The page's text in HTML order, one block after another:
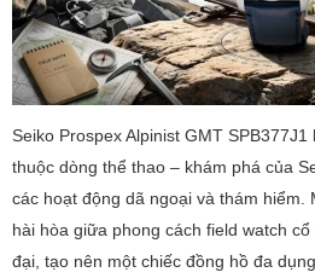
Seiko Prospex Alpinist GMT
thuộc dòng thể thao – khám phá của
các hoạt động dã ngoại và thám hiểm.
hài hòa giữa phong cách field watch
đại, tạo nên một chiếc đồng hồ đa